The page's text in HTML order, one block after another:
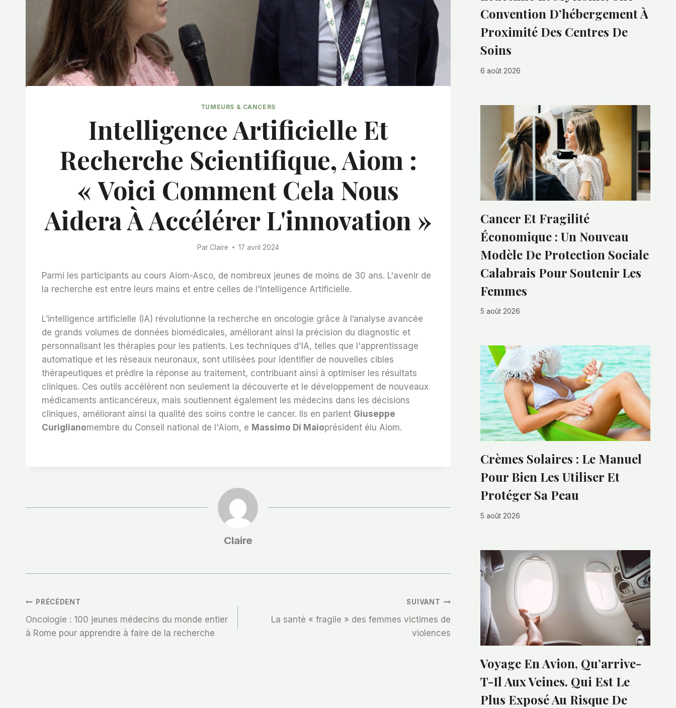
TUMEURS & CANCERS
Intelligence Artificielle Et
Recherche Scientifique, Aiom :
« Voici Comment Cela Nous
Aidera À Accélérer L'innovation »
Par Claire 17 avril 2024
Parmi les participants au cours Aiom-Asco, de nombreux jeunes de moins de 30 ans. L'avenir de
la recherche est entre leurs mains et entre celles de l'Intelligence Artificielle.
L’intelligence artificielle (IA) révolutionne la recherche en oncologie grâce à l’analyse avancée
de grands volumes de données biomédicales, améliorant ainsi la précision du diagnostic et
personnalisant les thérapies pour les patients. Les techniques d'IA, telles que l'apprentissage
automatique et les réseaux neuronaux, sont utilisées pour identifier de nouvelles cibles
thérapeutiques et prédire la réponse au traitement, contribuant ainsi à optimiser les résultats
cliniques. Ces outils accélèrent non seulement la découverte et le développement de nouveaux
médicaments anticancéreux, mais soutiennent également les médecins dans les décisions
cliniques, améliorant ainsi la qualité des soins contre le cancer. Ils en parlent Giuseppe
Curiglianomembre du Conseil national de l'Aiom, e Massimo Di Maioprésident élu Aiom.
Claire
Navigation
De
PRÉCÉDENT
Oncologie : 100 jeunes médecins du monde entier
à Rome pour apprendre à faire de la recherche
SUIVANT
La santé « fragile » des femmes victimes de
violences
Convention D’hébergement À
Proximité Des Centres De
Soins
6 août 2026
Cancer Et Fragilité
Économique : Un Nouveau
Modèle De Protection Sociale
Calabrais Pour Soutenir Les
Femmes
5 août 2026
Crèmes Solaires : Le Manuel
Pour Bien Les Utiliser Et
Protéger Sa Peau
5 août 2026
Voyage En Avion, Qu’arrive-
T-Il Aux Veines. Qui Est Le
Plus Exposé Au Risque De